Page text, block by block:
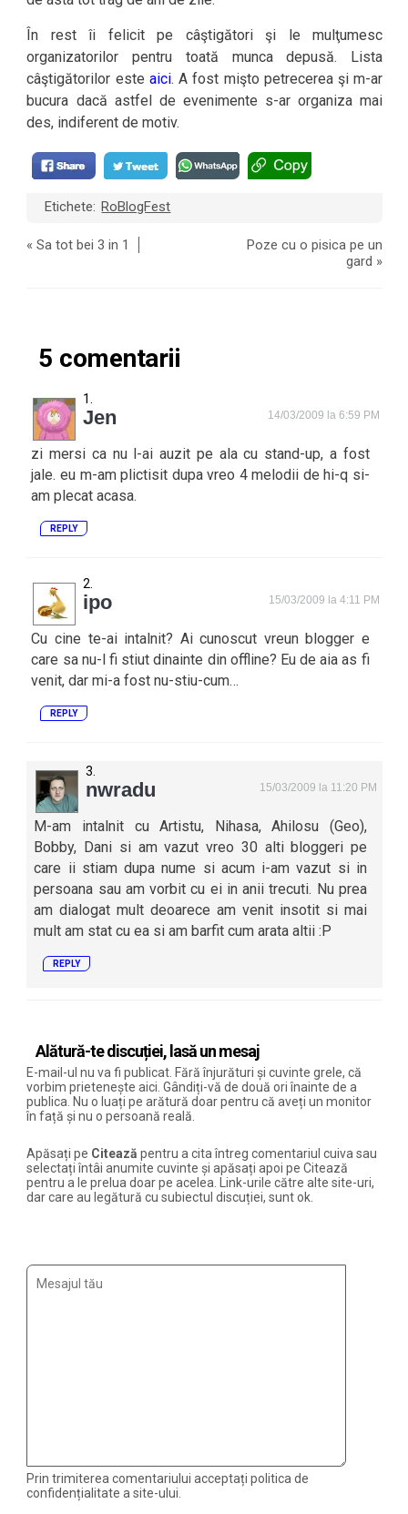
În rest îi felicit pe câştigători şi le mulţumesc
organizatorilor pentru toată munca depusă. Lista
câştigătorilor este aici. A fost mişto petrecerea şi m-ar
bucura dacă astfel de evenimente s-ar organiza mai
des, indiferent de motiv.
Etichete: RoBlogFest
«Sa tot bei 3 in 1
Poze cu o pisica pe un
gard »
5 comentarii
Jen 14/03/2009 la 6:59 PM
zi mersi ca nu l-ai auzit pe ala cu stand-up, a fost
jale. eu m-am plictisit dupa vreo 4 melodii de hi-q si-
am plecat acasa.
REPLY
ipo 15/03/2009 la 4:11 PM
Cu cine te-ai intalnit? Ai cunoscut vreun blogger e
care sa nu-l fi stiut dinainte din offline? Eu de aia as fi
venit, dar mi-a fost nu-stiu-cum…
REPLY
nwradu 15/03/2009 la 11:20 PM
M-am intalnit cu Artistu, Nihasa, Ahilosu (Geo),
Bobby, Dani si am vazut vreo 30 alti bloggeri pe
care ii stiam dupa nume si acum i-am vazut si in
persoana sau am vorbit cu ei in anii trecuti. Nu prea
am dialogat mult deoarece am venit insotit si mai
mult am stat cu ea si am barfit cum arata altii :P
REPLY
Alătură-te discuției, lasă un mesaj
E-mail-ul nu va fi publicat. Fără înjurături și cuvinte grele, că
vorbim prietenește aici. Gândiți-vă de două ori înainte de a
publica. Nu o luați pe arătură doar pentru că aveți un monitor
în față și nu o persoană reală.
Apăsați pe Citează pentru a cita întreg comentariul cuiva sau
selectați întâi anumite cuvinte și apăsați apoi pe Citează
pentru a le prelua doar pe acelea. Link-urile către alte site-uri,
dar care au legătură cu subiectul discuției, sunt ok.
Prin trimiterea comentariului acceptați politica de
confidențialitate a site-ului.